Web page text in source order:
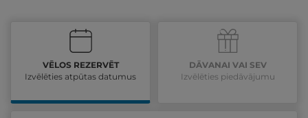
VĒLOS REZERVĒT
Izvēlēties atpūtas datumus
DĀVANAI VAI SEV
Izvēlēties piedāvājumu